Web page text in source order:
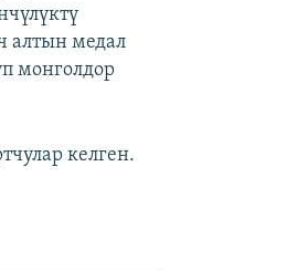
алтын медал
монголдор
келген.